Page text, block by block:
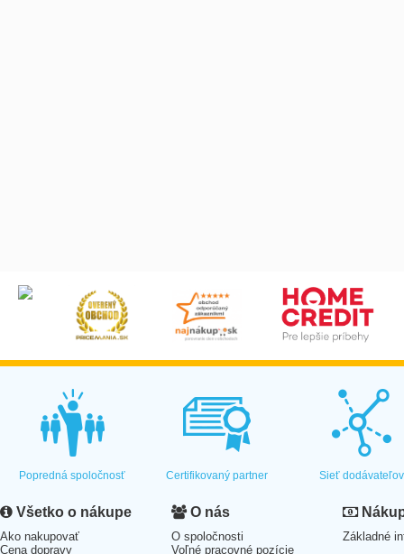
Popredná spoločnosť Certifikovaný partner Sieť dodávateľov
Všetko o nákupe
Ako nakupovať
Cena dopravy
O nás
O spoločnosti
Voľné pracovné pozície
Základné